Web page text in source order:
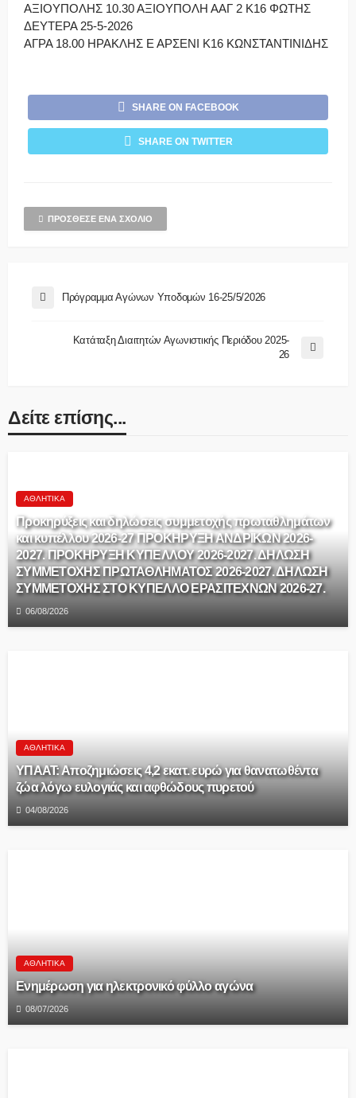
ΑΞΙΟΥΠΟΛΗΣ 10.30 ΑΞΙΟΥΠΟΛΗ ΑΑΓ 2 Κ16 ΦΩΤΗΣ
ΔΕΥΤΕΡΑ 25-5-2026
ΑΓΡΑ 18.00 ΗΡΑΚΛΗΣ Ε ΑΡΣΕΝΙ Κ16 ΚΩΝΣΤΑΝΤΙΝΙΔΗΣ
SHARE ON FACEBOOK
SHARE ON TWITTER
ΠΡΌΣΘΕΣΕ ΈΝΑ ΣΧΌΛΙΟ
Πρόγραμμα Αγώνων Υποδομών 16-25/5/2026
Κατάταξη Διαιτητών Αγωνιστικής Περιόδου 2025-
26
Δείτε επίσης...
ΑΘΛΗΤΙΚΆ
Προκηρύξεις και δηλώσεις συμμετοχής πρωταθλημάτων
και κυπέλλου 2026-27 ΠΡΟΚΗΡΥΞΗ ΑΝΔΡΙΚΩΝ 2026-
2027. ΠΡΟΚΗΡΥΞΗ ΚΥΠΕΛΛΟΥ 2026-2027. ΔΗΛΩΣΗ
ΣΥΜΜΕΤΟΧΗΣ ΠΡΩΤΑΘΛΗΜΑΤΟΣ 2026-2027. ΔΗΛΩΣΗ
ΣΥΜΜΕΤΟΧΗΣ ΣΤΟ ΚΥΠΕΛΛΟ ΕΡΑΣΙΤΕΧΝΩΝ 2026-27.
06/08/2026
ΑΘΛΗΤΙΚΆ
ΥΠΑΑΤ: Αποζημιώσεις 4,2 εκατ. ευρώ για θανατωθέντα
ζώα λόγω ευλογιάς και αφθώδους πυρετού
04/08/2026
ΑΘΛΗΤΙΚΆ
Ενημέρωση για ηλεκτρονικό φύλλο αγώνα
08/07/2026